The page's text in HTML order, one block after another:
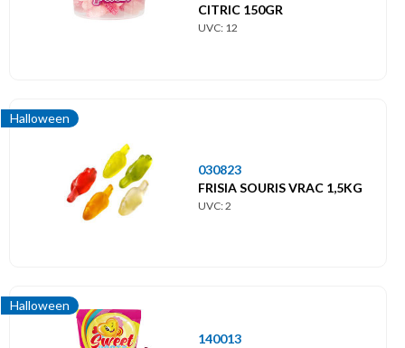
CITRIC 150GR
UVC: 12
Halloween
030823
FRISIA SOURIS VRAC 1,5KG
UVC: 2
Halloween
140013